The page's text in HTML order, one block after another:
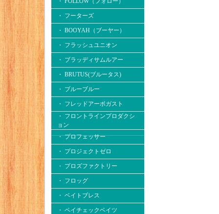
・ フーターズ
・ BOOYAH（ブーヤー）
・ フラッシュユニオン
・ ブラッディサムルアー
・ BRUTUS(ブルータス)
・ ブルーブルー
・ フレッドアーボガスト
・ フロントラインプロダクシ
ョン
・ プロフェッサー
・ プロジェクトゼロ
・ プロズファクトリー
・ フロッグ
・ ベイトブレス
・ ペイチェックベイツ